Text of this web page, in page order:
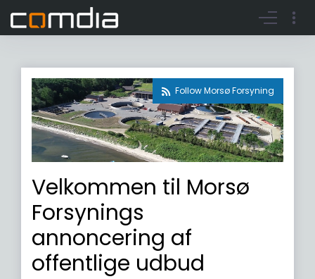
Go to login Register account
Follow Morsø Forsyning
Velkommen til Morsø
Forsynings
annoncering af
offentlige udbud